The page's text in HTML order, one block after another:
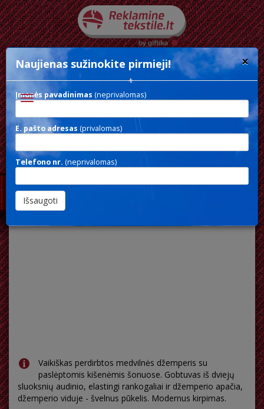
Toggle
YENGO KIDS HOODIE
Vaikiškas perdirbtos medvilnės džemperis su
paslėptomis kišenėmis šonuose. Gobtuvas iš dviejų
sluoksnių audinio, elastingi rankogaliai ir džemperio apačia,
džemperio viduje - švelnus pūkelis. Modernus kirpimas.
×
Naujienas sužinokite pirmieji!
Įmonės pavadinimas (neprivalomas)
E. pašto adresas (privalomas)
Telefono nr. (neprivalomas)